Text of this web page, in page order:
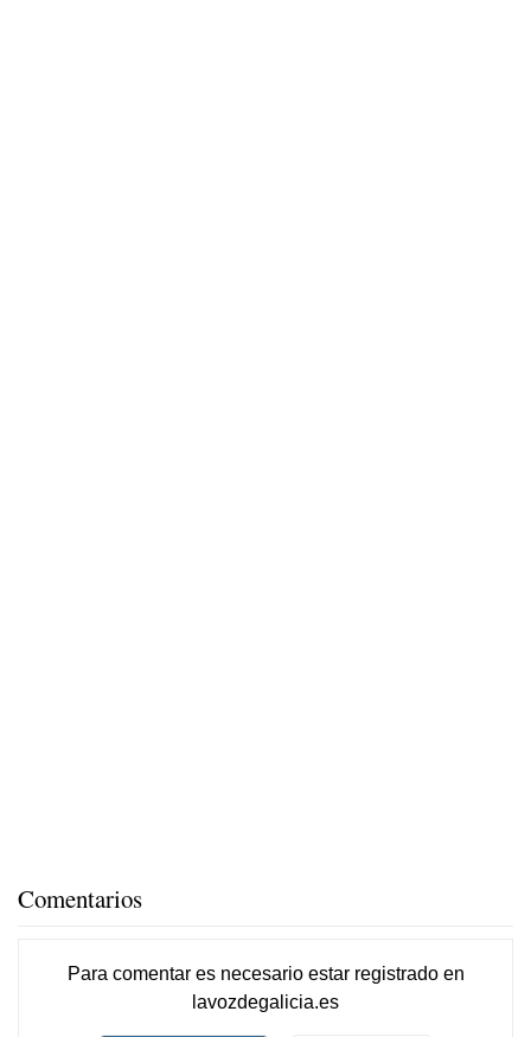
Comentarios
Para comentar es necesario estar registradoen
lavozdegalicia.es